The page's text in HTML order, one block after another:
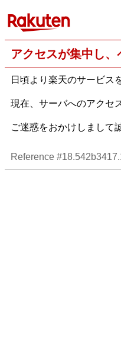
アクセスが集中し
日頃より楽天のサービス
現在、サーバへのアクセ
ご迷惑をおかけしまして
Reference